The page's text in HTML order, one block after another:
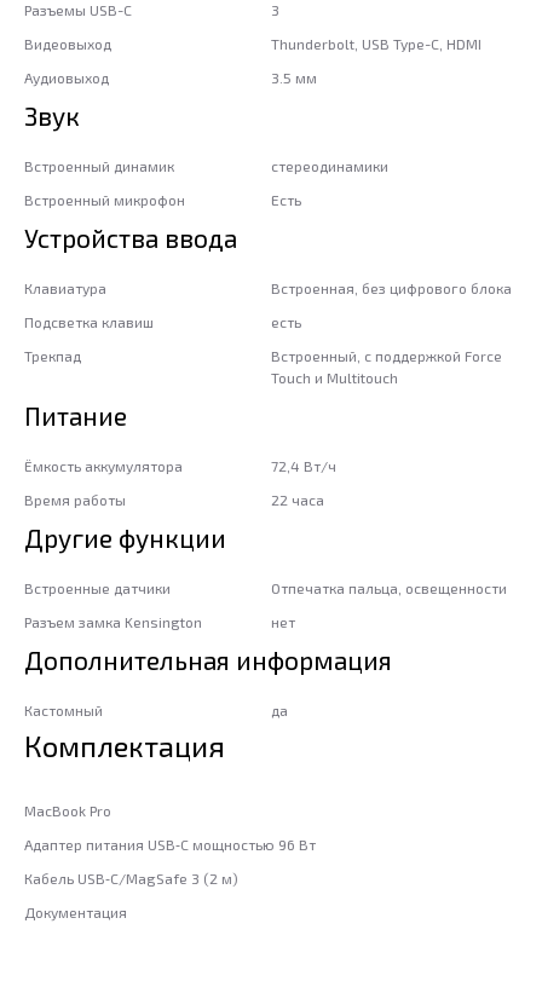
Разъемы USB-C
3
Видеовыход
Thunderbolt, USB Type-С, HDMI
Аудиовыход
3.5 мм
Звук
Встроенный динамик
стереодинамики
Встроенный микрофон
Есть
Устройства ввода
Клавиатура
Встроенная, без цифрового блока
Подсветка клавиш
есть
Трекпад
Встроенный, с поддержкой Force
Touch и Multitouch
Питание
Ёмкость аккумулятора
72,4 Вт/ч
Время работы
22 часа
Другие функции
Встроенные датчики
Отпечатка пальца, освещенности
Разъем замка Kensington
нет
Дополнительная информация
Кастомный да
Комплектация
MacBook Pro
Адаптер питания USB‑C мощностью 96 Вт
Кабель USB‑C/MagSafe 3 (2 м)
Документация